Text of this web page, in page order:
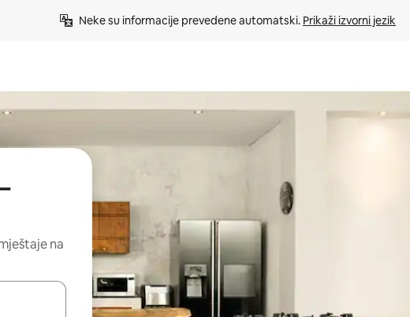
Neke su informacije prevedene automatski. Prikaži izvorni jezik
na
pregledati koristeći se strelicama prema gore i prema dolje, kao i dodirom ili